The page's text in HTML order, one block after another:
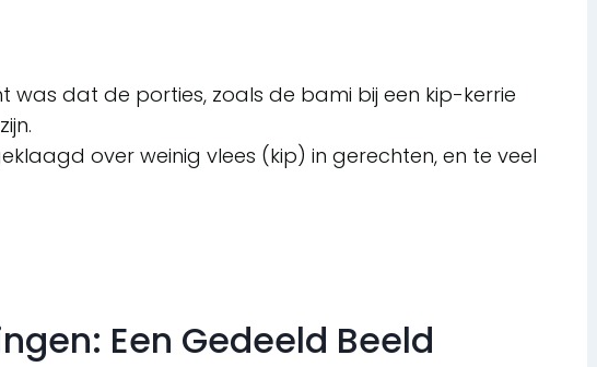
was dat de porties, zoals de bami bij een kip-kerrie
over weinig vlees (kip) in gerechten, en te veel
Een Gedeeld Beeld